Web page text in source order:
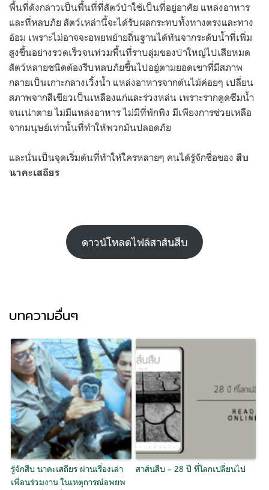
พื้นที่ดังกล่าวเป็นพื้นที่ที่สัตว์ป่าใช้เป็นที่อยู่อาศัย แหล่งอาหาร
และที่หลบภัย สัตว์เหล่านี้จะได้รับผลกระทบทั้งทางตรงและทาง
อ้อม เพราะไม่อาจจะอพยพย้ายถิ่นฐานได้ทันจากระดับน้ำที่เพิ่ม
สูงขึ้นอย่างรวดเร็วจนท่วมพื้นที่ราบลุ่มของป่าใหญ่ไปเสียหมด
สัตว์หลายชนิดต้องรีบหลบภัยขึ้นไปอยู่ตามยอดเขาที่มีสภาพ
กลายเป็นเกาะกลางเวิ้งน้ำ แหล่งอาหารจากต้นไม้ค่อยๆ เปลี่ยน
สภาพจากสีเขียวเป็นเหลืองแก่และร่วงหล่น เพราะรากดูดซึมน้ำ
จนเน่าตาย ไม่มีแหล่งอาหาร ไม่มีที่พักพิง มีเพียงการช่วยเหลือ
จากมนุษย์เท่านั้นที่ทำให้พวกมันปลอดภัย
และนั่นเป็นจุดเริ่มต้นที่ทำให้ใครหลายๆ คนได้รู้จักชื่อของ สืบ
นาคะเสถียร
ดาวน์โหลดไฟล์สาส์นสืบ
บทความอื่นๆ
รู้จักสืบ นาคะเสถียร ผ่านเรื่องเล่า
เพื่อนร่วมงาน ในเหตุการณ์อพยพ
สาส์นสืบ – 28 ปี ที่โลกเปลี่ยนไป